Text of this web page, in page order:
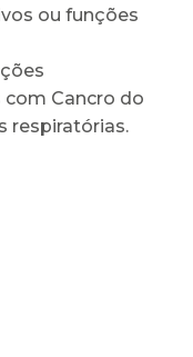
ou funções
Cancro do
respiratórias.